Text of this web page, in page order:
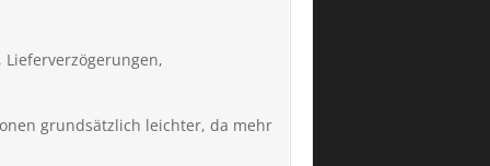
grundsätzlich leichter, da mehr